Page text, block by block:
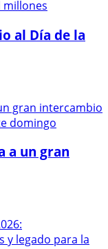
al Día de la
a un gran